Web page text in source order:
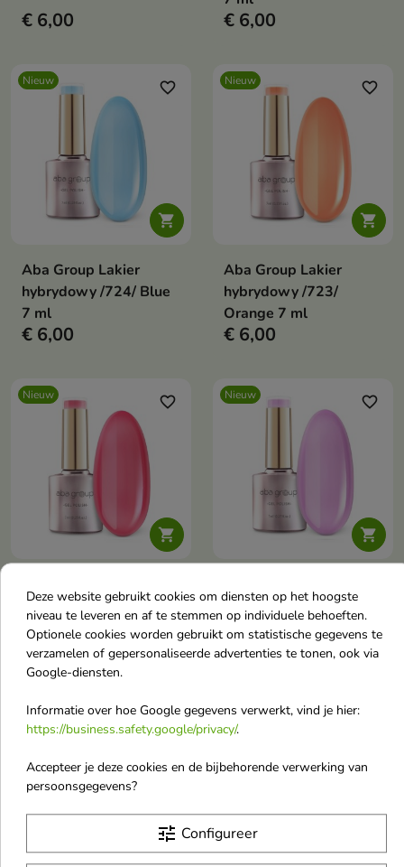
€ 6,00 € 6,00
Nieuw

favorite_border
Aba Group Lakier
hybrydowy /724/ Blue
7 ml
€ 6,00
Nieuw

favorite_border
Aba Group Lakier
hybrydowy /723/
Orange 7 ml
€ 6,00
Nieuw

favorite_border
hybrydowy /722/ Dark
Pink 7 ml
€ 6,00
Nieuw

favorite_border
hybrydowy /721/ Lilac
Purple 7 ml
€ 6,00
Nieuw

favorite_border Nieuw

Deze website gebruikt cookies om diensten op het hoogste
niveau te leveren en af te stemmen op individuele behoeften.
Optionele cookies worden gebruikt om statistische gegevens te
verzamelen of gepersonaliseerde advertenties te tonen, ook via
Google-diensten.
Informatie over hoe Google gegevens verwerkt, vind je hier:
https://business.safety.google/privacy/.
Accepteer je deze cookies en de bijbehorende verwerking van
persoonsgegevens?
tune Configureer